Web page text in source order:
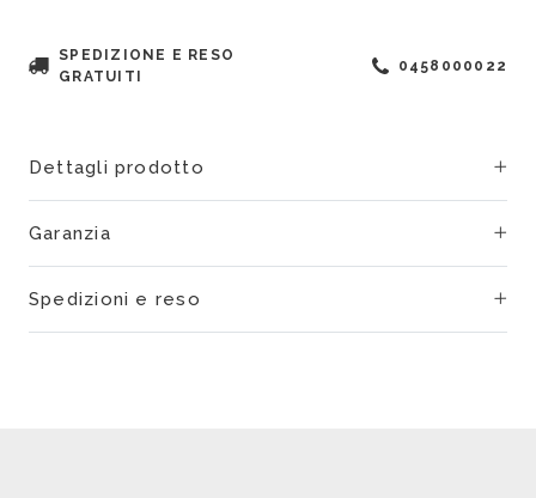
SPEDIZIONE E RESO
GRATUITI
0458000022
Dettagli prodotto
Garanzia
Spedizioni e reso